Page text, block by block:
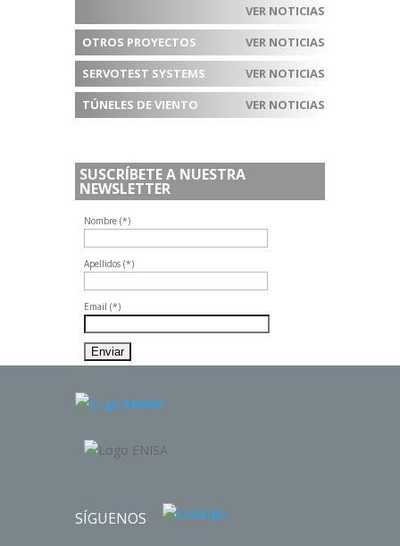
VER NOTICIAS
OTROS PROYECTOS
VER NOTICIAS
SERVOTEST SYSTEMS
VER NOTICIAS
TÚNELES DE VIENTO
VER NOTICIAS
SUSCRÍBETE A NUESTRA
NEWSLETTER
Nombre (*)
Apellidos (*)
Email (*)
SÍGUENOS